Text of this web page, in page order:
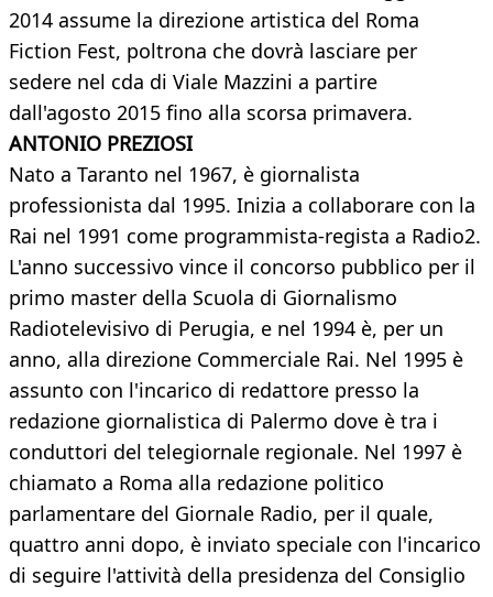
2014 assume la direzione artistica del Roma
Fiction Fest, poltrona che dovrà lasciare per
sedere nel cda di Viale Mazzini a partire
dall'agosto 2015 fino alla scorsa primavera.
ANTONIO PREZIOSI
Nato a Taranto nel 1967, è giornalista
professionista dal 1995. Inizia a collaborare con la
Rai nel 1991 come programmista-regista a Radio2.
L'anno successivo vince il concorso pubblico per il
primo master della Scuola di Giornalismo
Radiotelevisivo di Perugia, e nel 1994 è, per un
anno, alla direzione Commerciale Rai. Nel 1995 è
assunto con l'incarico di redattore presso la
redazione giornalistica di Palermo dove è tra i
conduttori del telegiornale regionale. Nel 1997 è
chiamato a Roma alla redazione politico
parlamentare del Giornale Radio, per il quale,
quattro anni dopo, è inviato speciale con l'incarico
di seguire l'attività della presidenza del Consiglio